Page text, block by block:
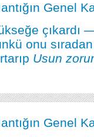
Genel
çıkardı
onu sıradan
Usun
Genel